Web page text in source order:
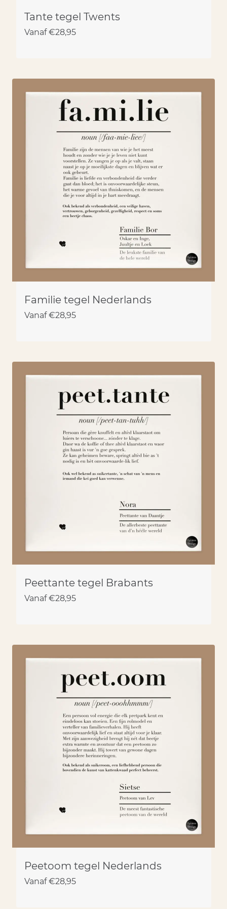
Tante tegel Twents
Vanaf €28,95
Familie tegel Nederlands
Vanaf €28,95
Peettante tegel Brabants
Vanaf €28,95
Peetoom tegel Nederlands
Vanaf €28,95